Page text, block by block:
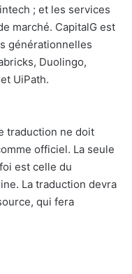
; et les services
marché. CapitalG est
générationnelles
Duolingo,
UiPath.
traduction ne doit
officiel. La seule
est celle du
La traduction devra
qui fera